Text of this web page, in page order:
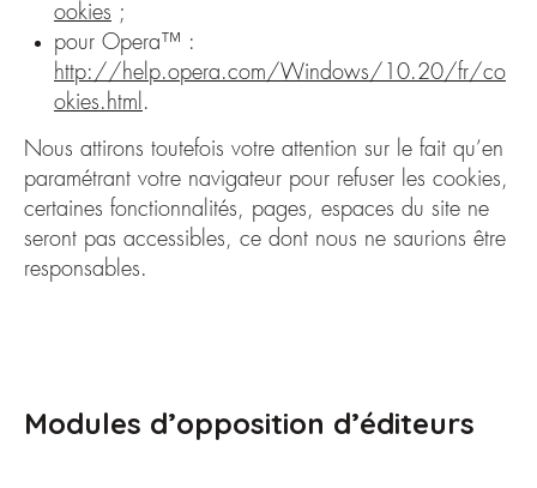
ookies ;
pour Opera™ :
http://help.opera.com/Windows/10.20/fr/co
okies.html .
Nous attirons toutefois votre attention sur le fait qu’en
paramétrant votre navigateur pour refuser les cookies,
certaines fonctionnalités, pages, espaces du site ne
seront pas accessibles, ce dont nous ne saurions être
responsables.
Modules d’opposition d’éditeurs